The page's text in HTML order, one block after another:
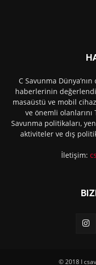
C Savunma
haberlerinin
masaüstü ve mobil
ve önemli
Savunma politikaları,
aktiviteler ve dış
İletişim:
© 2018 I